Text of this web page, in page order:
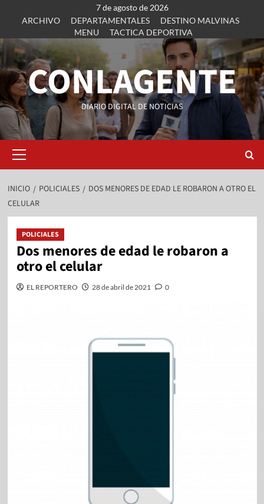
7 de agosto de 2026
ARCHIVO
DEPARTAMENTALES
DESTINO MALVINAS
MENU
TACTICA DEPORTIVA
CONLAGENTE
DIARIO DIGITAL DE NOTICIAS
INICIO POLICIALES
DOS MENORES DE EDAD LE ROBARON A OTRO EL
CELULAR
POLICIALES
Dos menores de edad le robaron a
otro el celular
EL REPORTERO 28 de abril de 2021 0